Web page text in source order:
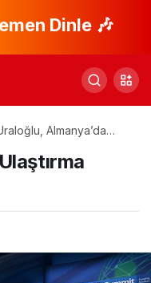
Dinle 🎶
Almanya’da
Paylaş